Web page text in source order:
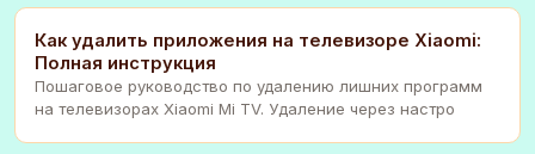
Как удалить приложения на телевизоре Xiaomi:
Полная инструкция
Пошаговое руководство по удалению лишних программ
на телевизорах Xiaomi Mi TV. Удаление через настро